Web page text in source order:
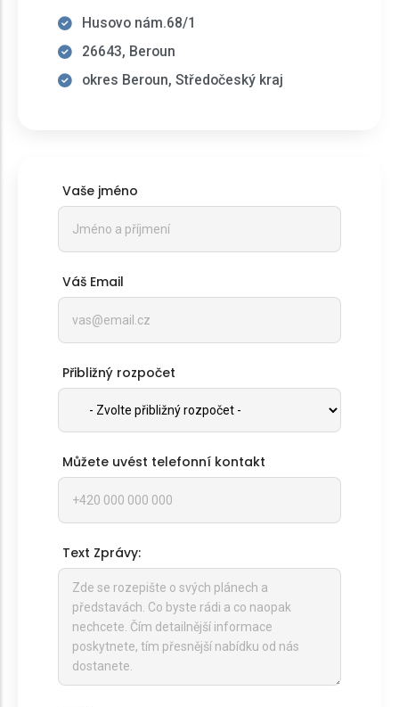
Husovo nám.68/1
26643, Beroun
okres Beroun, Středočeský kraj
Vaše jméno
Váš Email
Přibližný rozpočet
Můžete uvést telefonní kontakt
Text Zprávy: